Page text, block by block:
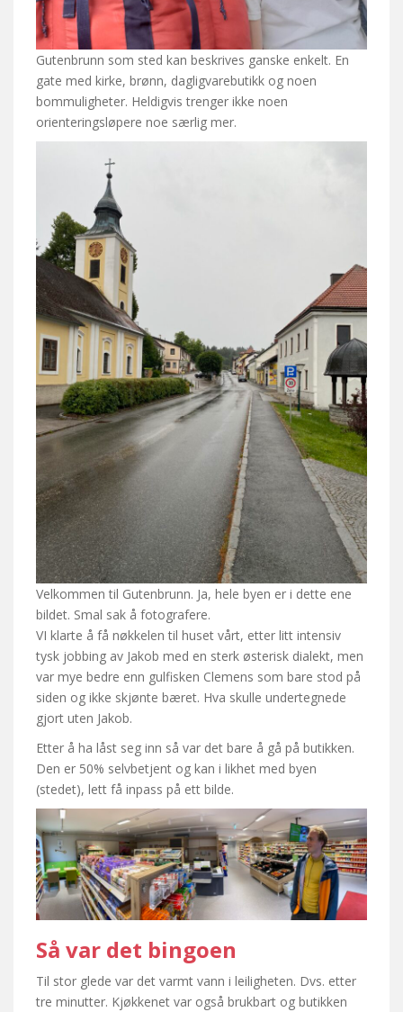
Gutenbrunn som sted kan beskrives ganske enkelt. En
gate med kirke, brønn, dagligvarebutikk og noen
bommuligheter. Heldigvis trenger ikke noen
orienteringsløpere noe særlig mer.
Velkommen til Gutenbrunn. Ja, hele byen er i dette ene
bildet. Smal sak å fotografere.
VI klarte å få nøkkelen til huset vårt, etter litt intensiv
tysk jobbing av Jakob med en sterk østerisk dialekt, men
var mye bedre enn gulfisken Clemens som bare stod på
siden og ikke skjønte bæret. Hva skulle undertegnede
gjort uten Jakob.
Etter å ha låst seg inn så var det bare å gå på butikken.
Den er 50% selvbetjent og kan i likhet med byen
(stedet), lett få inpass på ett bilde.
Så var det bingoen
Til stor glede var det varmt vann i leiligheten. Dvs. etter
tre minutter. Kjøkkenet var også brukbart og butikken